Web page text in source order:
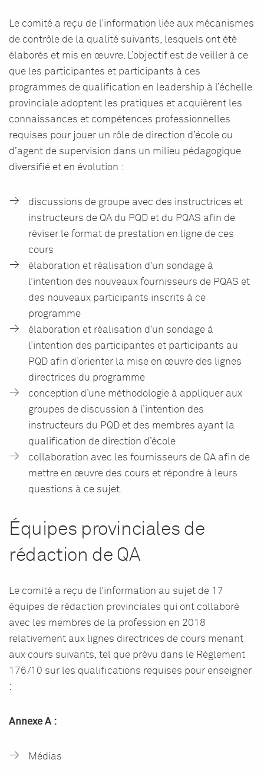
Le comité a reçu de l’information liée aux mécanismes
de contrôle de la qualité suivants, lesquels ont été
élaborés et mis en œuvre. L’objectif est de veiller à ce
que les participantes et participants à ces
programmes de qualification en leadership à l’échelle
provinciale adoptent les pratiques et acquièrent les
connaissances et compétences professionnelles
requises pour jouer un rôle de direction d’école ou
d’agent de supervision dans un milieu pédagogique
diversifié et en évolution :
discussions de groupe avec des instructrices et
instructeurs de QA du PQD et du PQAS afin de
réviser le format de prestation en ligne de ces
cours
élaboration et réalisation d’un sondage à
l’intention des nouveaux fournisseurs de PQAS et
des nouveaux participants inscrits à ce
programme
élaboration et réalisation d’un sondage à
l’intention des participantes et participants au
PQD afin d’orienter la mise en œuvre des lignes
directrices du programme
conception d’une méthodologie à appliquer aux
groupes de discussion à l’intention des
instructeurs du PQD et des membres ayant la
qualification de direction d’école
collaboration avec les fournisseurs de QA afin de
mettre en œuvre des cours et répondre à leurs
questions à ce sujet.
Équipes provinciales de
rédaction de QA
Le comité a reçu de l’information au sujet de 17
équipes de rédaction provinciales qui ont collaboré
avec les membres de la profession en 2018
relativement aux lignes directrices de cours menant
aux cours suivants, tel que prévu dans le Règlement
176/10 sur les qualifications requises pour enseigner
:
Annexe A :
Médias